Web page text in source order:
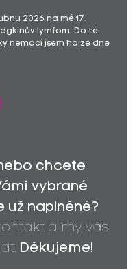
2026 na mé 17.
lymfom. Do té
nemoci jsem ho ze dne
chcete
vybrané
už naplněné?
a my vás
Děkujeme!